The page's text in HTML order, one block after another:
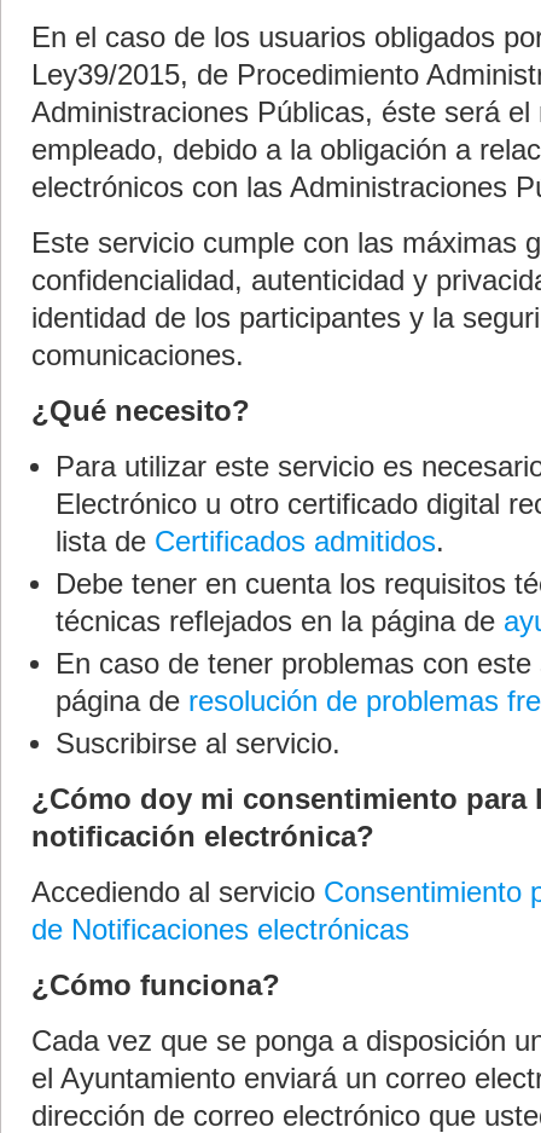
En el caso de los usuarios obligados
Ley39/2015, de Procedimiento
Administraciones Públicas, éste será
empleado, debido a la obligación a
electrónicos con las Administraciones
Este servicio cumple con las máximas
confidencialidad, autenticidad y
identidad de los participantes y la
comunicaciones.
¿Qué necesito?
Para utilizar este servicio es
Electrónico u otro certificado digital
lista de Certificados admitidos.
Debe tener en cuenta los requisitos
técnicas reflejados en la página de
En caso de tener problemas con
página de resolución de problemas
Suscribirse al servicio.
¿Cómo doy mi consentimiento
notificación electrónica?
Accediendo al servicio Consentimiento
de Notificaciones electrónicas
¿Cómo funciona?
Cada vez que se ponga a disposición
el Ayuntamiento enviará un correo
dirección de correo electrónico que